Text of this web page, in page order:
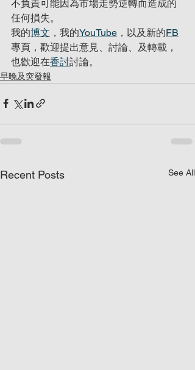
不負責可能因為市場走勢逆轉而造成的
任何損失。
我的博文 ，我的YouTube ，以及新的FB
專頁，歡迎提出意見、討論、及轉載，
也歡迎在香討討論。
早晚及突發報
Recent Posts See All